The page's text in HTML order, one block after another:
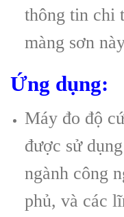
thông tin chi
màng sơn
Ứng dụng:
Máy đo độ
được sử
ngành công
phủ, và các